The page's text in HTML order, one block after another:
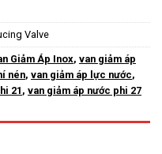
Valve
Giảm Áp Inox, van giảm áp
nén, van giảm áp lực nước,
21 , van giảm áp nước phi 27